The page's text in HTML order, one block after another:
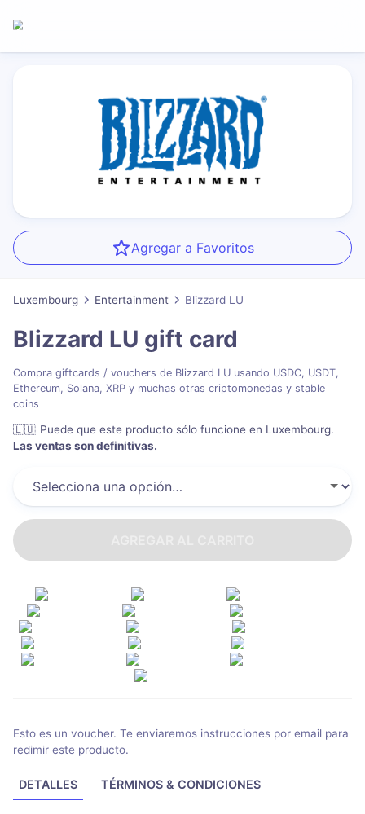
Agregar a Favoritos
Luxembourg Entertainment Blizzard LU
Blizzard LU gift card
Compra giftcards / vouchers de Blizzard LU usando USDC, USDT,
Ethereum, Solana, XRP y muchas otras criptomonedas y stable
coins
🇱🇺 Puede que este producto sólo funcione en Luxembourg.
Las ventas son definitivas.
Esto es un voucher. Te enviaremos instrucciones por email para
redimir este producto.
DETALLES TÉRMINOS & CONDICIONES